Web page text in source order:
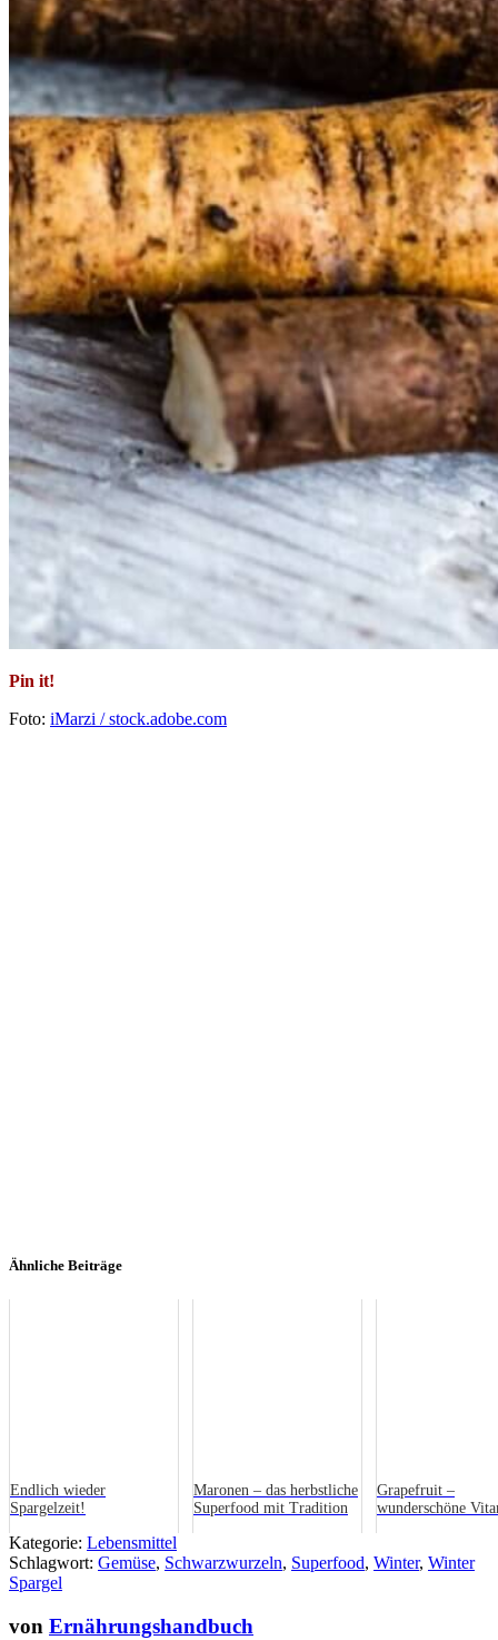
Pin it!
Foto: iMarzi / stock.adobe.com
Ähnliche Beiträge
Endlich wieder
Spargelzeit!
Maronen – das herbstliche
Superfood mit Tradition
Grapefruit –
wunderschöne
Kategorie: Lebensmittel
Schlagwort: Gemüse, Schwarzwurzeln, Superfood, Winter, Winter
Spargel
von Ernährungshandbuch